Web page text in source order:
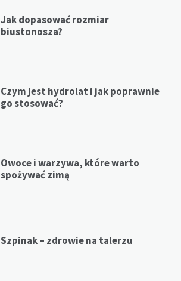
Jak dopasować rozmiar
biustonosza?
Czym jest hydrolat i jak poprawnie
go stosować?
Owoce i warzywa, które warto
spożywać zimą
Szpinak – zdrowie na talerzu